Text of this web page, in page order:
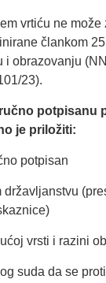
vrtiću ne može
člankom
i obrazovanju
23).
potpisanu
je priložiti:
potpisan
državljanstvu
vrsti i razini
suda da se